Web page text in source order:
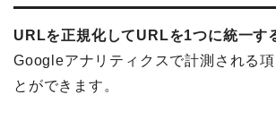
URLを正規化してURLを1つに統一す
Googleアナリティクスで計測される
とができます。